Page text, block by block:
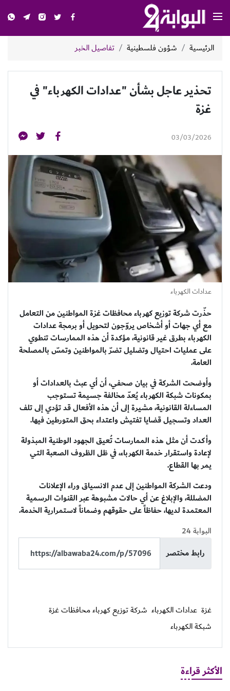
الرئيسية شؤون فلسطينية تفاصيل الخبر
تحذير عاجل بشأن "عدادات الكهرباء" في
غزة
03/03/2026
عدادات الكهرباء
حذّرت شركة توزيع كهرباء محافظات غزة المواطنين من التعامل
مع أي جهات أو أشخاص يروّجون لتحويل أو برمجة عدادات
الكهرباء بطرق غير قانونية، مؤكدة أن هذه الممارسات تنطوي
على عمليات احتيال وتضليل تضرّ بالمواطنين وتمسّ بالمصلحة
العامة.
وأوضحت الشركة في بيان صحفي، أن أي عبث بالعدادات أو
بمكونات شبكة الكهرباء يُعدّ مخالفة جسيمة تستوجب
المساءلة القانونية، مشيرة إلى أن هذه الأفعال قد تؤدي إلى تلف
العداد وتسجيل قضايا تفتيش واعتداء بحق المتورطين فيها.
وأكدت أن مثل هذه الممارسات تُعيق الجهود الوطنية المبذولة
لإعادة واستقرار خدمة الكهرباء، في ظل الظروف الصعبة التي
يمر بها القطاع.
ودعت الشركة المواطنين إلى عدم الانسياق وراء الإعلانات
المضللة، والإبلاغ عن أي حالات مشبوهة عبر القنوات الرسمية
المعتمدة لديها، حفاظاً على حقوقهم وضماناً لاستمرارية الخدمة.
البوابة 24
رابط مختصر
غزة عدادات الكهرباء شركة توزيع كهرباء محافظات غزة
شبكة الكهرباء
الأكثر قراءة